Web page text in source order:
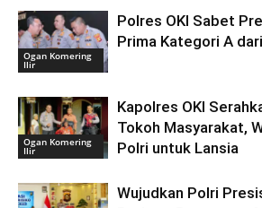
Ogan Komering
Ilir
Polres OKI Sabet
Prima Kategori A
Ogan Komering
Ilir
Kapolres OKI
Tokoh Masyarakat,
Polri untuk Lansia
Wujudkan Polri